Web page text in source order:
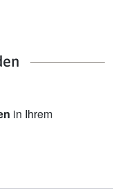
in Ihrem